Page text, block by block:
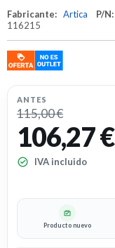
Fabricante: Artica P/N:
116215
ANTES
115,00 €
106,27 €
IVA incluido
Producto nuevo